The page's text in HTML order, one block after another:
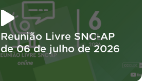
Reunião Livre SNC-AP
de 06 de julho de 2026